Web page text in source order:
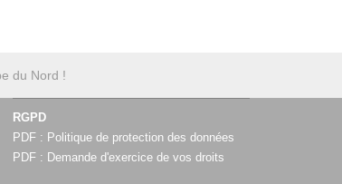
du Nord !
RGPD
PDF : Politique de protection des données
PDF : Demande d'exercice de vos droits